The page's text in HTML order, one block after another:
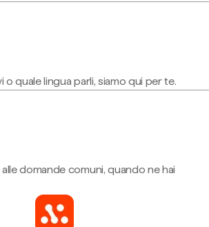
quale lingua parli, siamo qui per te.
domande comuni, quando ne hai